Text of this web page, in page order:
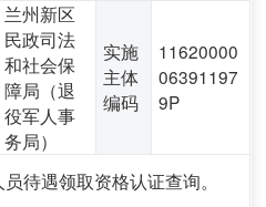
兰州新区
民政司法
和社会保
障局（退
役军人事
务局）
实施
主体
编码
11620000
06391197
9P
待遇领取资格认证查询。